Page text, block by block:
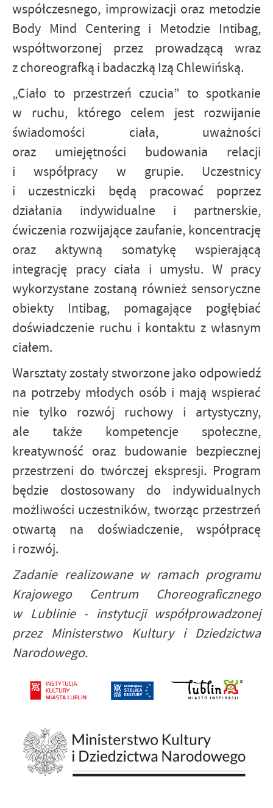
współczesnego, improwizacji oraz metodzie
Body Mind Centering i Metodzie Intibag,
współtworzonej przez prowadzącą wraz
z choreografką i badaczką Izą Chlewińską.
„Ciało to przestrzeń czucia” to spotkanie
w ruchu, którego celem jest rozwijanie
świadomości ciała, uważności
oraz umiejętności budowania relacji
i współpracy w grupie. Uczestnicy
i uczestniczki będą pracować poprzez
działania indywidualne i partnerskie,
ćwiczenia rozwijające zaufanie, koncentrację
oraz aktywną somatykę wspierającą
integrację pracy ciała i umysłu. W pracy
wykorzystane zostaną również sensoryczne
obiekty Intibag, pomagające pogłębiać
doświadczenie ruchu i kontaktu z własnym
ciałem.
Warsztaty zostały stworzone jako odpowiedź
na potrzeby młodych osób i mają wspierać
nie tylko rozwój ruchowy i artystyczny,
ale także kompetencje społeczne,
kreatywność oraz budowanie bezpiecznej
przestrzeni do twórczej ekspresji. Program
będzie dostosowany do indywidualnych
możliwości uczestników, tworząc przestrzeń
otwartą na doświadczenie, współpracę
i rozwój.
Zadanie realizowane w ramach programu
Krajowego Centrum Choreograficznego
w Lublinie - instytucji współprowadzonej
przez Ministerstwo Kultury i Dziedzictwa
Narodowego.